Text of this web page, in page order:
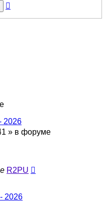
2026
» в форуме
R2PU
2026